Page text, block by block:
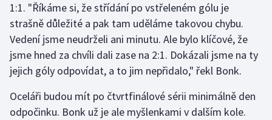
Ragby
Rychlobruslení
Rychlostní kanoistika
Short track
1:1. "Říkáme si, že střídání po vstřeleném gólu je
strašně důležité a pak tam uděláme takovou chybu.
Vedení jsme neudrželi ani minutu. Ale bylo klíčové, že
jsme hned za chvíli dali zase na 2:1. Dokázali jsme na ty
jejich góly odpovídat, a to jim nepřidalo," řekl Bonk.
Oceláři budou mít po čtvrtfinálové sérii minimálně den
odpočinku. Bonk už je ale myšlenkami v dalším kole.